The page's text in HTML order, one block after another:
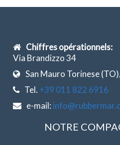
Chiffres opérationnels:
Via Brandizzo 34
San Mauro Torinese
Tel. +39 011 822 6916
e-mail:
NOTRE